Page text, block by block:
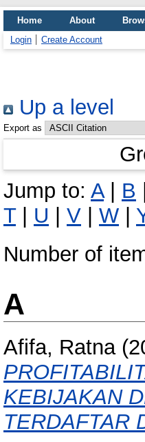
Home About
Login
Create Account
Up a level
Export as
Jump to: A| B
T| U V W
Number of
A
Afifa, Ratna
KEBIJAKAN
TERDAFTAR